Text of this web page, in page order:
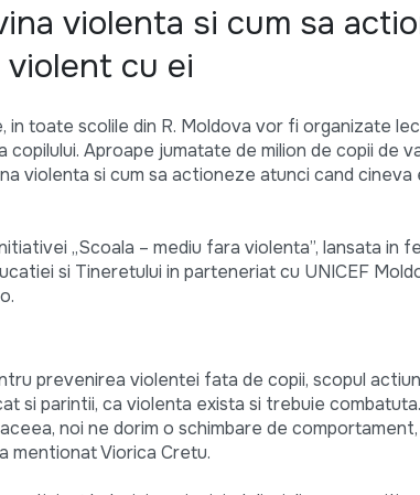
violenta si cum sa
cu ei
in toate scolile din R. Moldova vor fi organizate
Aproape jumatate de milion de copii de
violenta si cum sa actioneze atunci cand
„Scoala – mediu fara violenta”, lansata in
si Tineretului in parteneriat cu UNICEF
prevenirea violentei fata de copii, scopul
si parintii, ca violenta exista si trebuie
noi ne dorim o schimbare de
mentionat Viorica Cretu.